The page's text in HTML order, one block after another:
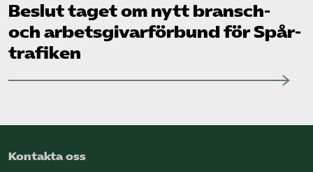
Beslut taget om nytt bransch-
och arbetsgivar­förbund för Spår­
trafiken
Kontakta oss